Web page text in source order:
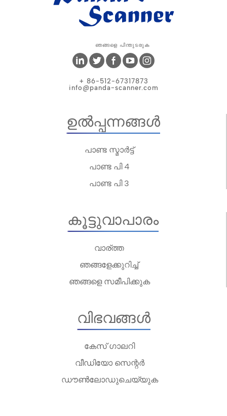
ഞങ്ങളെ പിന്തുടരുക
+ 86-512-67317873
info@panda-scanner.com
ഉൽപ്പന്നങ്ങൾ
പാണ്ട സ്മാർട്ട്
പാണ്ട പി 4
പാണ്ട പി 3
കൂട്ടുവാപാരം
വാര്ത്ത
ഞങ്ങളേക്കുറിച്ച്
ഞങ്ങളെ സമീപിക്കുക
വിഭവങ്ങൾ
കേസ് ഗാലറി
വീഡിയോ സെന്റർ
ഡൗൺലോഡുചെയ്യുക